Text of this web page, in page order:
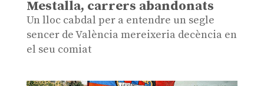
Mestalla, carrers abandonats
Un lloc cabdal per a entendre un segle
sencer de València mereixeria decència en
el seu comiat